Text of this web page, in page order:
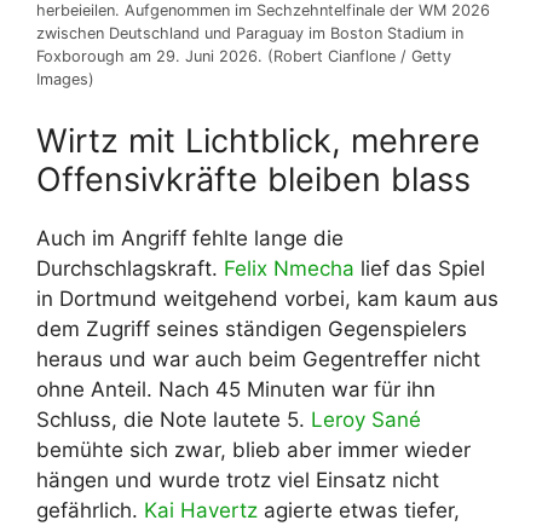
herbeieilen. Aufgenommen im Sechzehntelfinale der WM 2026
zwischen Deutschland und Paraguay im Boston Stadium in
Foxborough am 29. Juni 2026. (Robert Cianflone / Getty
Images)
Wirtz mit Lichtblick, mehrere
Offensivkräfte bleiben blass
Auch im Angriff fehlte lange die
Durchschlagskraft. Felix Nmecha lief das Spiel
in Dortmund weitgehend vorbei, kam kaum aus
dem Zugriff seines ständigen Gegenspielers
heraus und war auch beim Gegentreffer nicht
ohne Anteil. Nach 45 Minuten war für ihn
Schluss, die Note lautete 5. Leroy Sané
bemühte sich zwar, blieb aber immer wieder
hängen und wurde trotz viel Einsatz nicht
gefährlich. Kai Havertz agierte etwas tiefer,